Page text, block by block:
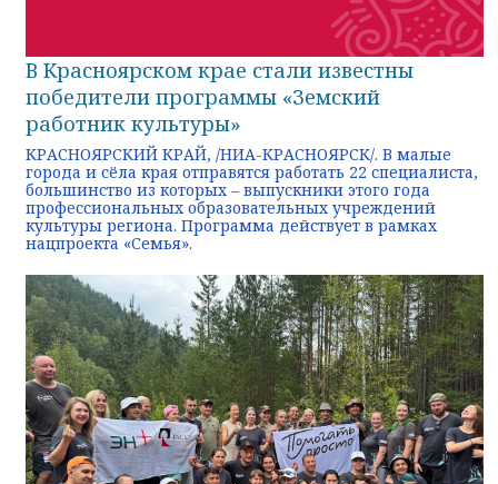
В Красноярском крае стали известны
победители программы «Земский
работник культуры»
КРАСНОЯРСКИЙ КРАЙ, /НИА-КРАСНОЯРСК/. В малые
города и сёла края отправятся работать 22 специалиста,
большинство из которых – выпускники этого года
профессиональных образовательных учреждений
культуры региона. Программа действует в рамках
нацпроекта «Семья».